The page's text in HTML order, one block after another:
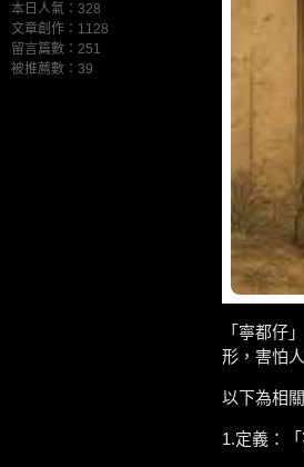
本日人氣：328
文章創作：1128
留言篇數：251
被推薦數： 39
「寧都仔
形，害怕
以下為相
1.定義：